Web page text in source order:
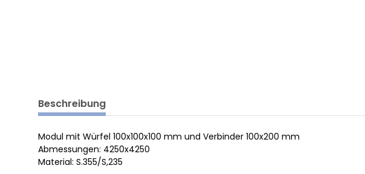
Beschreibung
Modul mit Würfel 100x100x100 mm und Verbinder 100x200 mm
Abmessungen: 4250x4250
Material: S.355/S,235